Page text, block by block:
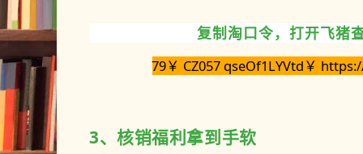
复制淘口令，打开飞猪
79￥ CZ057 qseOf1LYVtd￥
3、核销福利拿到手软